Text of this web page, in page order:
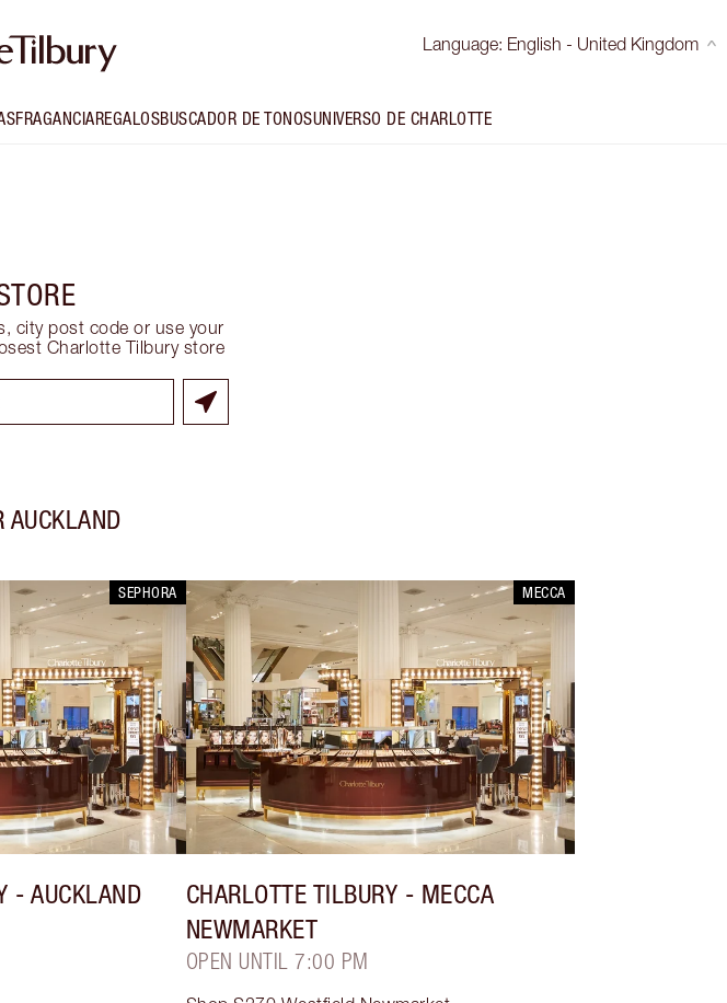
Language: English - United Kingdom
FRAGANCIAREGALOSBUSCADOR DE TONOSUNIVERSO DE CHARLOTTE
city post code or use your
Charlotte Tilbury store
AUCKLAND
SEPHORA
- AUCKLAND
MECCA
CHARLOTTE TILBURY - MECCA
NEWMARKET
OPEN UNTIL 7:00 PM